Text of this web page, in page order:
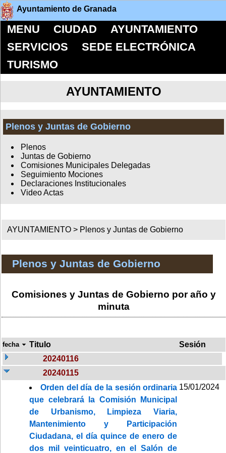
Ayuntamiento de Granada
MENU CIUDAD
AYUNTAMIENTO
SERVICIOS
SEDE ELECTRÓNICA
TURISMO
AYUNTAMIENTO
Plenos y Juntas de Gobierno
Plenos
Juntas de Gobierno
Comisiones Municipales Delegadas
Seguimiento Mociones
Declaraciones Institucionales
Video Actas
AYUNTAMIENTO > Plenos y Juntas de Gobierno
Plenos y Juntas de Gobierno
Comisiones y Juntas de Gobierno por año y
minuta
fecha Titulo
Sesión
20240116
20240115
Orden del día de la sesión ordinaria
que celebrará la Comisión Municipal
de Urbanismo, Limpieza Viaria,
Mantenimiento y Participación
Ciudadana, el día quince de enero de
dos mil veinticuatro, en el Salón de
15/01/2024